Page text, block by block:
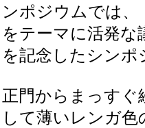
ンポジウムでは、
をテーマに活発な
を記念したシン
正門からまっすぐ
して薄いレンガ